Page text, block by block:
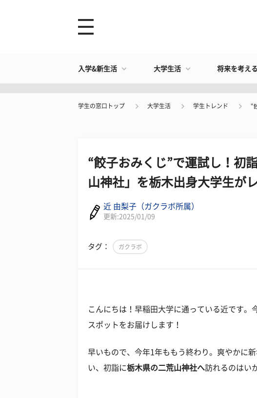
入学&新生活 大学生活 将来を考える
学生の窓口トップ 大学生活 学生トレンド “
“餃子おみくじ”で運試し！初
山神社」を栃木出身大学生が
近 由梨子（ガクラボ所属）
更新:2025/01/09
タグ： ガクラボ
こんにちは！早稲田大学に通っている近です。
スポットをお届けします！
早いもので、今年1年ももう終わり。爽やかに
い、初詣に栃木県の二荒山神社へ訪れるのはい